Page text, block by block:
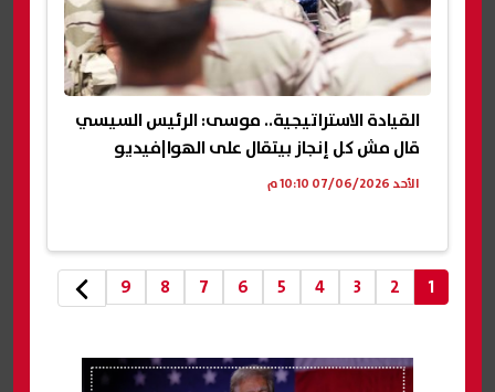
القيادة الاستراتيجية.. موسى: الرئيس السيسي
قال مش كل إنجاز بيتقال على الهوا|فيديو
الأحد 07/06/2026 10:10 م
1
2
3
4
5
6
7
8
9